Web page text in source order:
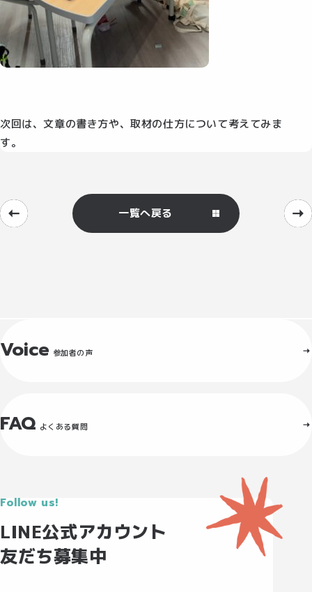
次回は、文章の書き方や、取材の仕方について考えてみま
す。
一覧へ戻る
Voice 参加者の声
FAQ よくある質問
Follow us!
LINE公式アカウント
友だち募集中